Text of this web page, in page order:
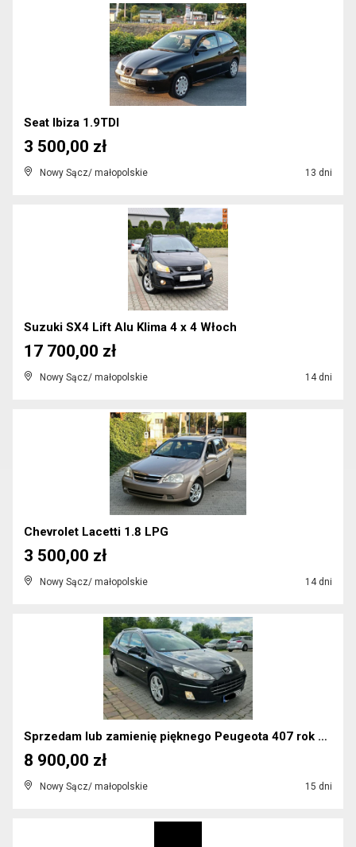
Seat Ibiza 1.9TDI
Nowy Sącz/ małopolskie 13 dni
3 500,00 zł
Suzuki SX4 Lift Alu Klima 4 x 4 Włoch
Nowy Sącz/ małopolskie 14 dni
17 700,00 zł
Chevrolet Lacetti 1.8 LPG
Nowy Sącz/ małopolskie 14 dni
3 500,00 zł
Sprzedam lub zamienię pięknego Peugeota 407 rok 20...
Nowy Sącz/ małopolskie 15 dni
8 900,00 zł